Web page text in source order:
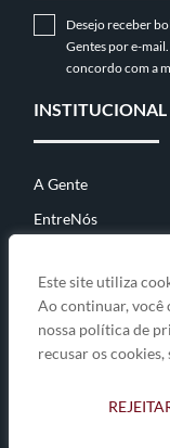
Este site utiliza
Ao continuar, você
nossa política de
recusar os cookies,
Desejo receber
Gentes por e-
concordo com a
INSTITUCIONAL
A Gente
EntreNós